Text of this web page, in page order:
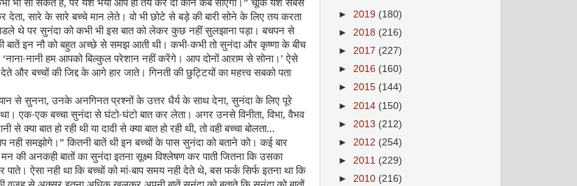
देता, सारे के सारे बच्चे मान लेते। वो भी छोटे से बड़े की बारी सोने के लिए तय करता
थे पर सुनंदा को कभी भी इस बात को लेकर कुछ नहीं सुलझाना पड़ा। बचपन से
इन नौ को बहुत अच्छे से समझ आती थी। कभी-कभी तो सुनंदा और कृष्णा के बीच
नानी हम आपको बिल्कुल परेशान नहीं करेंगे। आप दोनों आराम से सोना।’ ऐसे
और बच्चों की जिद्द के आगे हार जाते। गिनती की छुट्टियों का महत्त्व सबको पता
से सुनना, उनके अनगिनत प्रश्नों के उत्तर धैर्य के साथ देना, सुनंदा के लिए पूरे
एक-एक बच्चा सुनंदा से घंटो-घंटो बात कर लेता। अगर उनसे विनीता, विभा, वैभव
से क्या बात हो रही थी या दादी से क्या बात हो रही थी, तो वही बच्चा बोलता...
नही समझोगे।” कितनी बातें थी इन बच्चों के पास सुनंदा को बताने को। कई बार
मन की अनकही बातों का सुनंदा इतना सूक्ष्म विश्लेषण कर पाती जितना कि उसका
ऐसा नही था कि बच्चों को मां-बाप समय नही देते थे, बस फर्क सिर्फ इतना था कि
► 2019 (180)
► 2018 (216)
► 2017 (227)
► 2016 (160)
► 2015 (144)
► 2014 (150)
► 2013 (212)
► 2012 (254)
► 2011 (229)
► 2010 (216)
सितम्बर 2008